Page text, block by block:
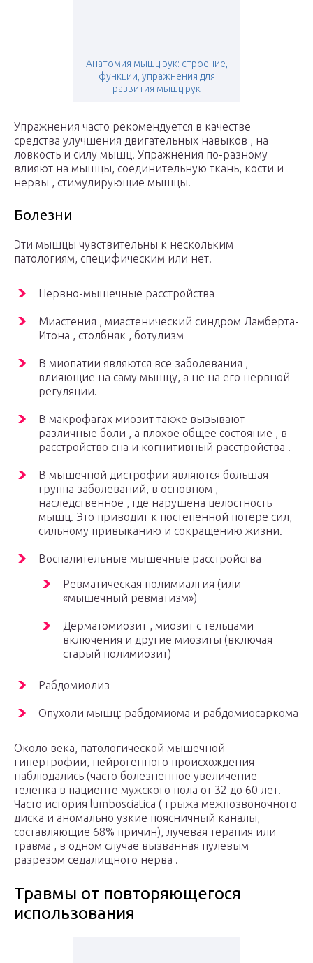
Анатомия мышц рук: строение,
функции, упражнения для
развития мышц рук
Упражнения часто рекомендуется в качестве
средства улучшения двигательных навыков , на
ловкость и силу мышц. Упражнения по-разному
влияют на мышцы, соединительную ткань, кости и
нервы , стимулирующие мышцы.
Болезни
Эти мышцы чувствительны к нескольким
патологиям, специфическим или нет.
Нервно-мышечные расстройства
Миастения , миастенический синдром Ламберта-
Итона , столбняк , ботулизм
В миопатии являются все заболевания ,
влияющие на саму мышцу, а не на его нервной
регуляции.
В макрофагах миозит также вызывают
различные боли , а плохое общее состояние , в
расстройство сна и когнитивный расстройства .
В мышечной дистрофии являются большая
группа заболеваний, в основном ,
наследственное , где нарушена целостность
мышц. Это приводит к постепенной потере сил,
сильному привыканию и сокращению жизни.
Воспалительные мышечные расстройства
Ревматическая полимиалгия (или
«мышечный ревматизм»)
Дерматомиозит , миозит с тельцами
включения и другие миозиты (включая
старый полимиозит)
Рабдомиолиз
Опухоли мышц: рабдомиома и рабдомиосаркома
Около века, патологической мышечной
гипертрофии, нейрогенного происхождения
наблюдались (часто болезненное увеличение
теленка в пациенте мужского пола от 32 до 60 лет.
Часто история lumbosciatica ( грыжа межпозвоночного
диска и аномально узкие поясничный каналы,
составляющие 68% причин), лучевая терапия или
травма , в одном случае вызванная пулевым
разрезом седалищного нерва .
Травмы от повторяющегося
использования